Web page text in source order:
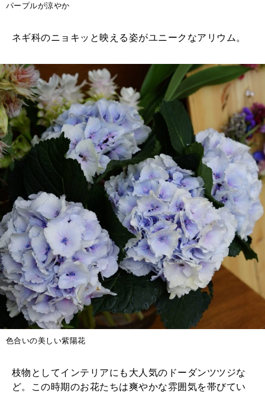
パープルが涼やか
ネギ科のニョキッと映える姿がユニークなアリウム。
色合いの美しい紫陽花
枝物としてインテリアにも大人気のドーダンツツジな
ど。この時期のお花たちは爽やかな雰囲気を帯びてい